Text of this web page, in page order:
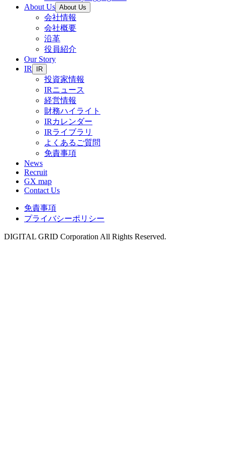
About Us About Us
会社情報
会社概要
沿革
役員紹介
Our Story
IR
IR
投資家情報
IRニュース
経営情報
財務ハイライト
IRカレンダー
IRライブラリ
よくあるご質問
免責事項
News
Recruit
GX map
Contact Us
免責事項
プライバシーポリシー
DIGITAL GRID Corporation All Rights Reserved.